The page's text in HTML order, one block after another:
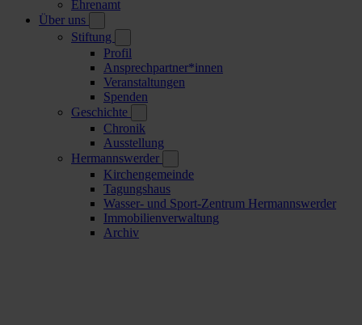
Ehrenamt
Über uns
Stiftung
Profil
Ansprechpartner*innen
Veranstaltungen
Spenden
Geschichte
Chronik
Ausstellung
Hermannswerder
Kirchengemeinde
Tagungshaus
Wasser- und Sport-Zentrum Hermannswerder
Immobilienverwaltung
Archiv